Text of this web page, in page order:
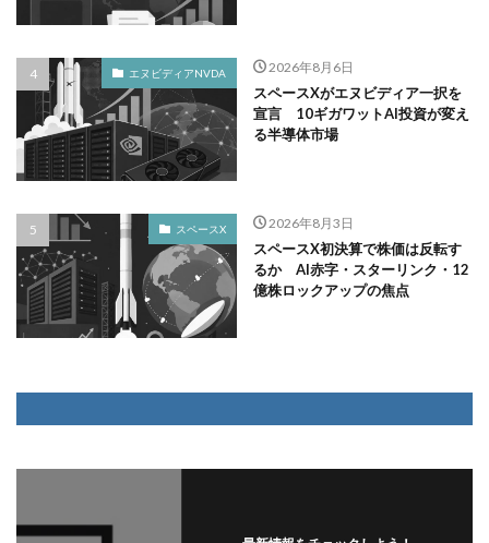
エヌビディアNVDA 2026年8月6日
スペースXがエヌビディア一択を
宣言 10ギガワットAI投資が変え
る半導体市場
スペースX 2026年8月3日
スペースX初決算で株価は反転す
るか AI赤字・スターリンク・12
億株ロックアップの焦点